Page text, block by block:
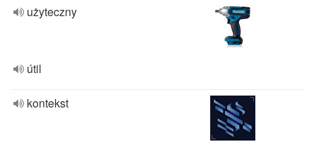
użyteczny
útil
kontekst